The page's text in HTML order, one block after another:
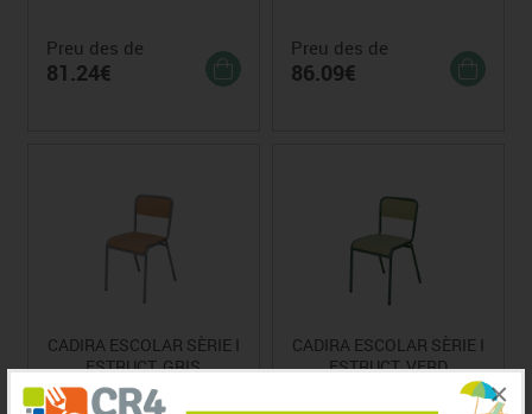
×
Preu des de
81.24€
Preu des de
86.09€
CADIRA ESCOLAR SÈRIE I
ESTRUCT. GRIS
CADIRA ESCOLAR SÈRIE I
ESTRUCT. VERD